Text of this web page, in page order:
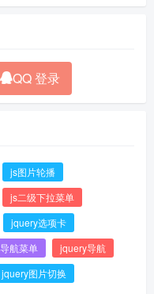
QQ 登录
js图片轮播
js二级下拉菜单
jquery选项卡
航菜单
jquery导航
jquery图片切换